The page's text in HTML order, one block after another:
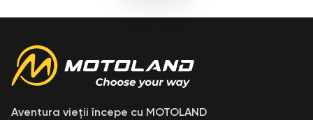
Aventura vieții începe cu MOTOLAND